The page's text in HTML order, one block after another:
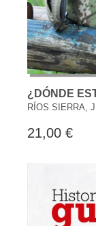
¿DÓNDE
RÍOS SIERRA,
21,00 €